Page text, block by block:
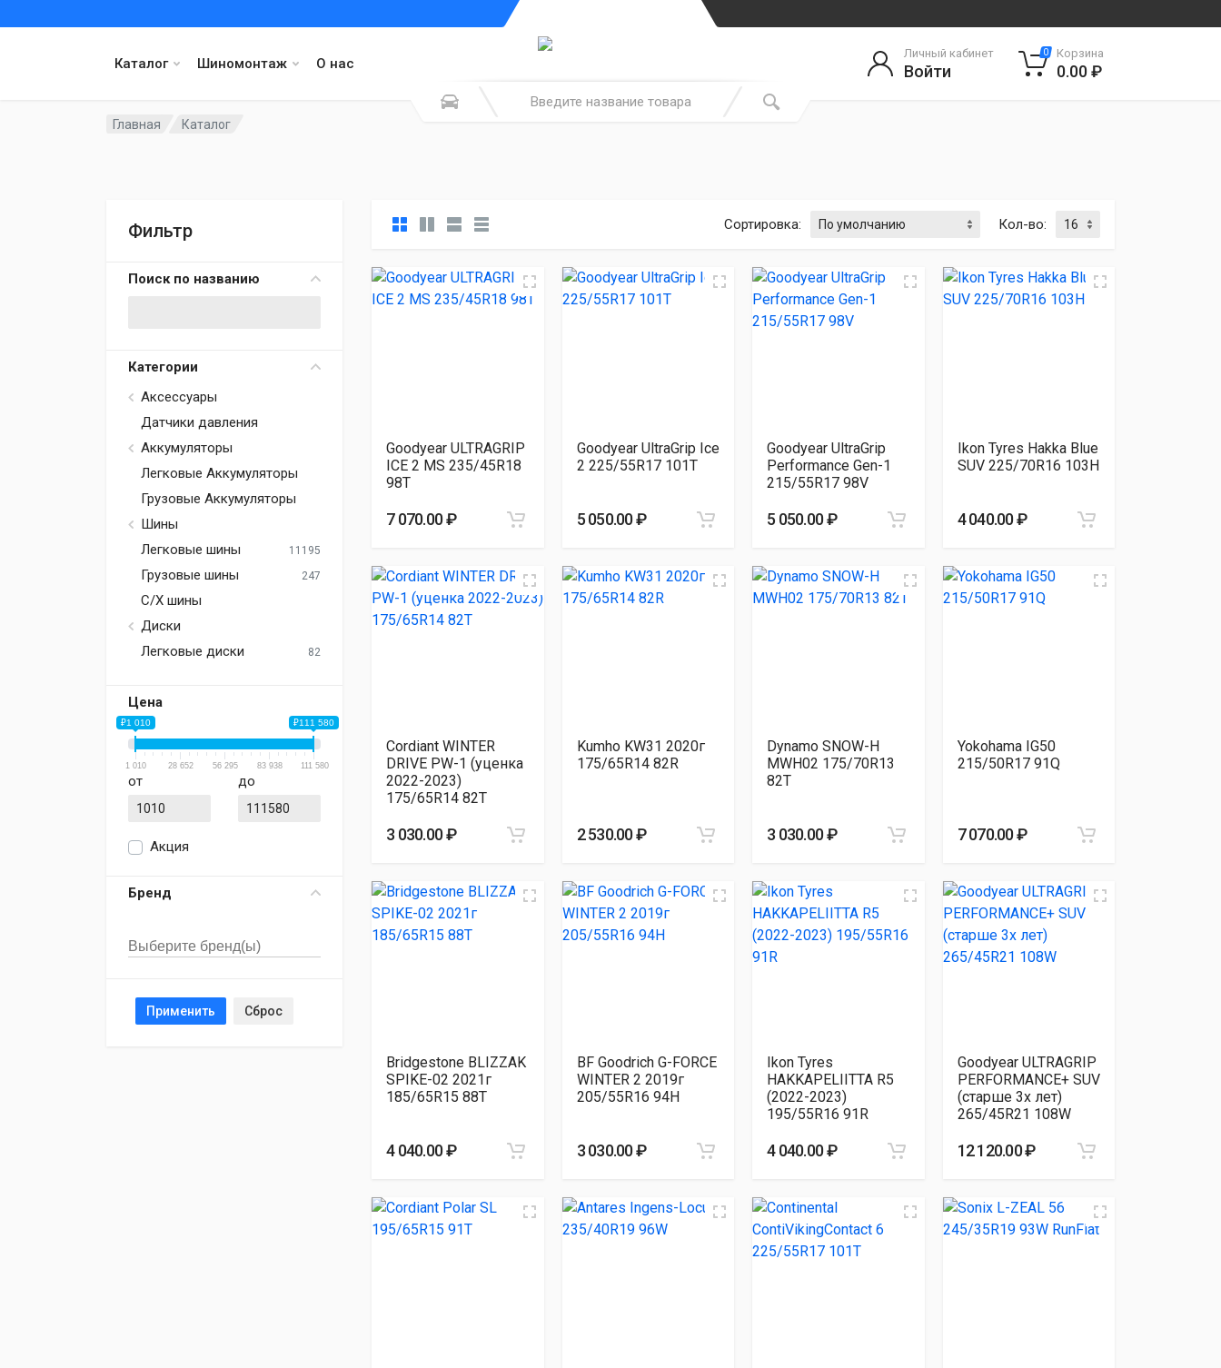
Каталог Шиномонтаж О нас
Личный кабинет
Войти
0 Корзина
0.00 ₽
Главная Каталог
Фильтр
Поиск по названию
Категории
Аксессуары
Датчики давления
Аккумуляторы
Легковые Аккумуляторы
Грузовые Аккумуляторы
Шины
Легковые шины
11195
Грузовые шины 247
С/Х шины
Диски
Легковые диски
82
Цена
₽1 010 ₽111 580
1 010 28 652 56 295 83 938 111 580
от до
Акция
Бренд
Применить Сброс
Сортировка: Кол-во:
Goodyear ULTRAGRIP
ICE 2 MS 235/45R18
98T
7 070.00 ₽
Goodyear UltraGrip Ice
2 225/55R17 101T
5 050.00 ₽
Goodyear UltraGrip
Performance Gen-1
215/55R17 98V
5 050.00 ₽
Ikon Tyres Hakka Blue
SUV 225/70R16 103H
4 040.00 ₽
Cordiant WINTER
DRIVE PW-1 (уценка
2022-2023)
175/65R14 82T
3 030.00 ₽
Kumho KW31 2020г
175/65R14 82R
2 530.00 ₽
Dynamo SNOW-H
MWH02 175/70R13
82T
3 030.00 ₽
Yokohama IG50
215/50R17 91Q
7 070.00 ₽
Bridgestone BLIZZAK
SPIKE-02 2021г
185/65R15 88T
4 040.00 ₽
BF Goodrich G-FORCE
WINTER 2 2019г
205/55R16 94H
3 030.00 ₽
Ikon Tyres
HAKKAPELIITTA R5
(2022-2023)
195/55R16 91R
4 040.00 ₽
Goodyear ULTRAGRIP
PERFORMANCE+ SUV
(старше 3х лет)
265/45R21 108W
12 120.00 ₽